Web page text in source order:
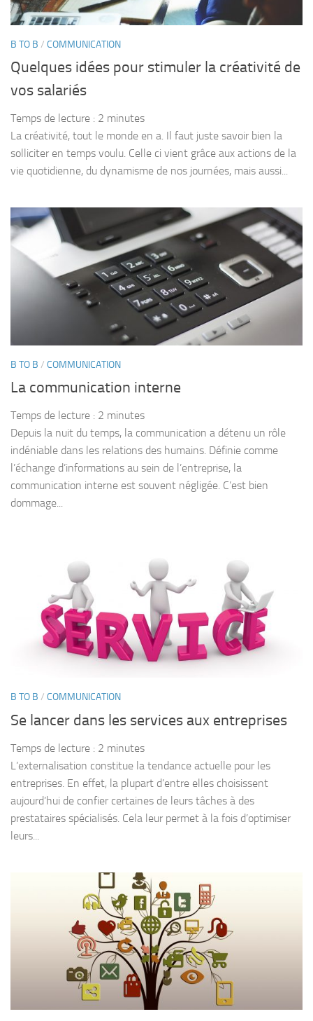
B TO B / COMMUNICATION
Quelques idées pour stimuler la créativité de
vos salariés
Temps de lecture : 2 minutes
La créativité, tout le monde en a. Il faut juste savoir bien la
solliciter en temps voulu. Celle ci vient grâce aux actions de la
vie quotidienne, du dynamisme de nos journées, mais aussi...
B TO B / COMMUNICATION
La communication interne
Temps de lecture : 2 minutes
Depuis la nuit du temps, la communication a détenu un rôle
indéniable dans les relations des humains. Définie comme
l’échange d’informations au sein de l’entreprise, la
communication interne est souvent négligée. C’est bien
dommage...
B TO B / COMMUNICATION
Se lancer dans les services aux entreprises
Temps de lecture : 2 minutes
L’externalisation constitue la tendance actuelle pour les
entreprises. En effet, la plupart d’entre elles choisissent
aujourd’hui de confier certaines de leurs tâches à des
prestataires spécialisés. Cela leur permet à la fois d’optimiser
leurs...